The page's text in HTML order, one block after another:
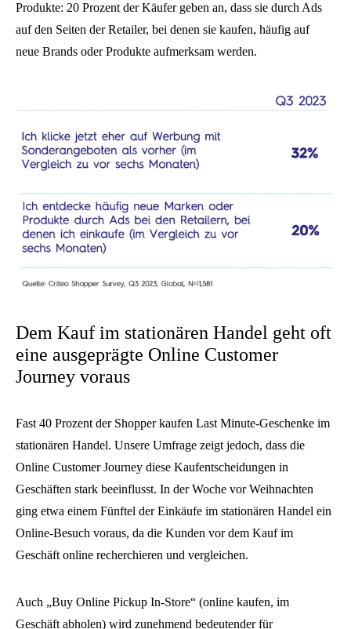
Produkte: 20 Prozent der Käufer geben an, dass sie durch Ads
auf den Seiten der Retailer, bei denen sie kaufen, häufig auf
neue Brands oder Produkte aufmerksam werden.
Dem Kauf im stationären Handel geht oft
eine ausgeprägte Online Customer
Journey voraus
Fast 40 Prozent der Shopper kaufen Last Minute-Geschenke im
stationären Handel. Unsere Umfrage zeigt jedoch, dass die
Online Customer Journey diese Kaufentscheidungen in
Geschäften stark beeinflusst. In der Woche vor Weihnachten
ging etwa einem Fünftel der Einkäufe im stationären Handel ein
Online-Besuch voraus, da die Kunden vor dem Kauf im
Geschäft online recherchieren und vergleichen.
Auch „Buy Online Pickup In-Store“ (online kaufen, im
Geschäft abholen) wird zunehmend bedeutender für